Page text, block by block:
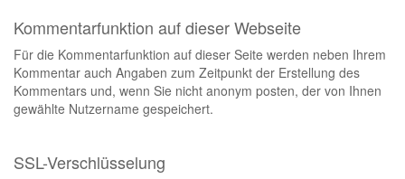
Kommentarfunktion auf dieser Webseite
Für die Kommentarfunktion auf dieser Seite werden neben Ihrem
Kommentar auch Angaben zum Zeitpunkt der Erstellung des
Kommentars und, wenn Sie nicht anonym posten, der von Ihnen
gewählte Nutzername gespeichert.
SSL-Verschlüsselung